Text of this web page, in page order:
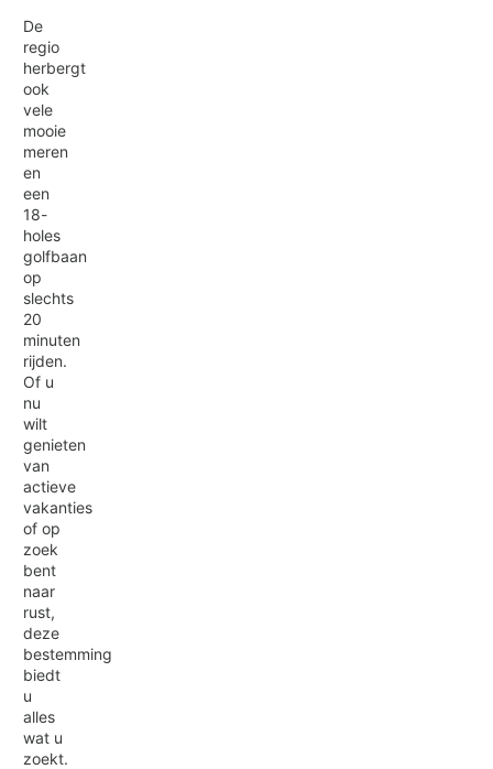
De
regio
herbergt
ook
vele
mooie
meren
en
een
18-
holes
golfbaan
op
slechts
20
minuten
rijden.
Of u
nu
wilt
genieten
van
actieve
vakanties
of op
zoek
bent
naar
rust,
deze
bestemming
biedt
u
alles
wat u
zoekt.